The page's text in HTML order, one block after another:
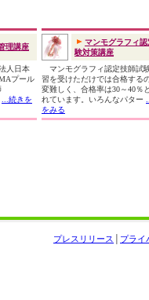
理講座
人日本
プール
...続きを
マンモグラフィ認
験対策講座
マンモグラフィ認定技師試
習を受けただけでは合格する
変難しく、合格率は30～40％
れています。いろんなパター
をみる
プライ
プレスリリース